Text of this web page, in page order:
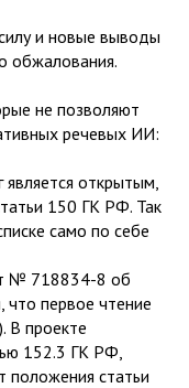
и новые выводы
обжалования.
не позволяют
речевых ИИ:
является открытым,
150 ГК РФ. Так
само по себе
№ 718834-8 об
что первое чтение
В проекте
152.3 ГК РФ,
положения статьи